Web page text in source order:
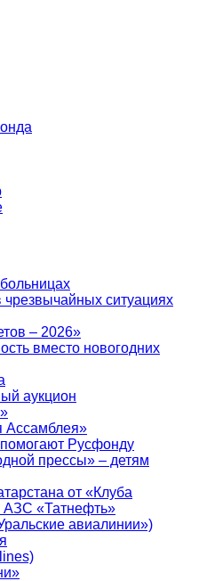
ситуациях
– 2026»
вместо новогодних
аукцион
Ассамблея»
Русфонду
прессы» – детям
от «Клуба
АЗС «Татнефть»
авиалинии»)